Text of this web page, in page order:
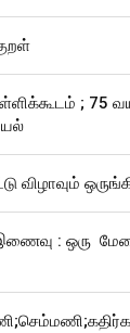
; 75
விழாவும்
: ஒரு